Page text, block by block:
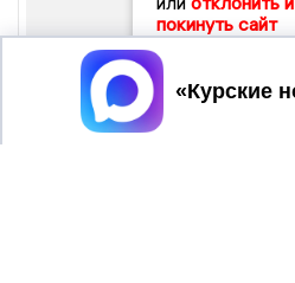
покинуть сайт
Принять